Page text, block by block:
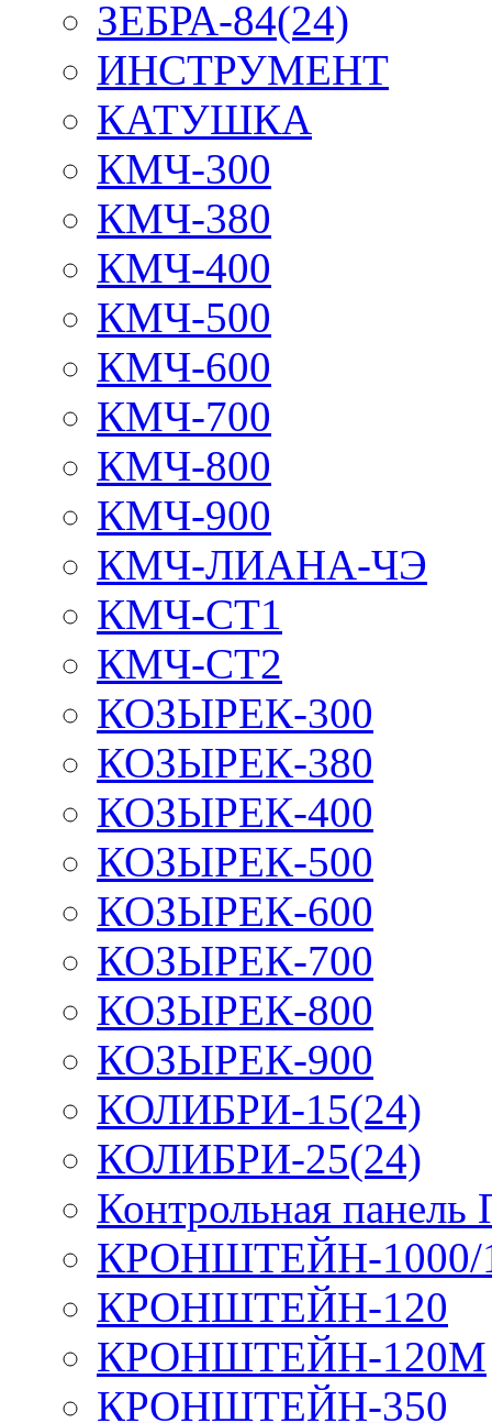
ЗЕБРА-84(24)
ИНСТРУМЕНТ
КАТУШКА
КМЧ-300
КМЧ-380
КМЧ-400
КМЧ-500
КМЧ-600
КМЧ-700
КМЧ-800
КМЧ-900
КМЧ-ЛИАНА-ЧЭ
КМЧ-СТ1
КМЧ-СТ2
КОЗЫРЕК-300
КОЗЫРЕК-380
КОЗЫРЕК-400
КОЗЫРЕК-500
КОЗЫРЕК-600
КОЗЫРЕК-700
КОЗЫРЕК-800
КОЗЫРЕК-900
КОЛИБРИ-15(24)
КОЛИБРИ-25(24)
Контрольная
КРОНШТЕЙН-1000/
КРОНШТЕЙН-120
КРОНШТЕЙН-120М
КРОНШТЕЙН-350